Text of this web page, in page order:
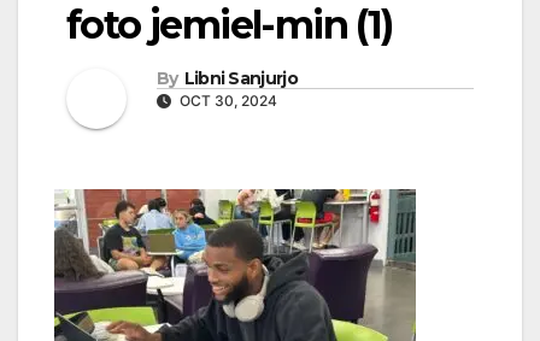
foto jemiel-min (1)
By Libni Sanjurjo
OCT 30, 2024